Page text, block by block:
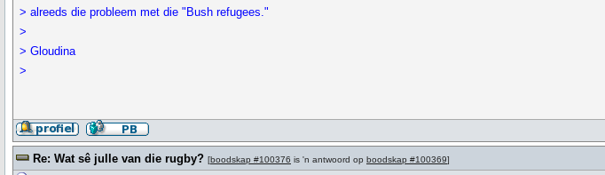
> alreeds die probleem met die "Bush refugees."
>
> Gloudina
>
Re: Wat sê julle van die rugby? [boodskap #100376 is 'n antwoord op boodskap #100369]